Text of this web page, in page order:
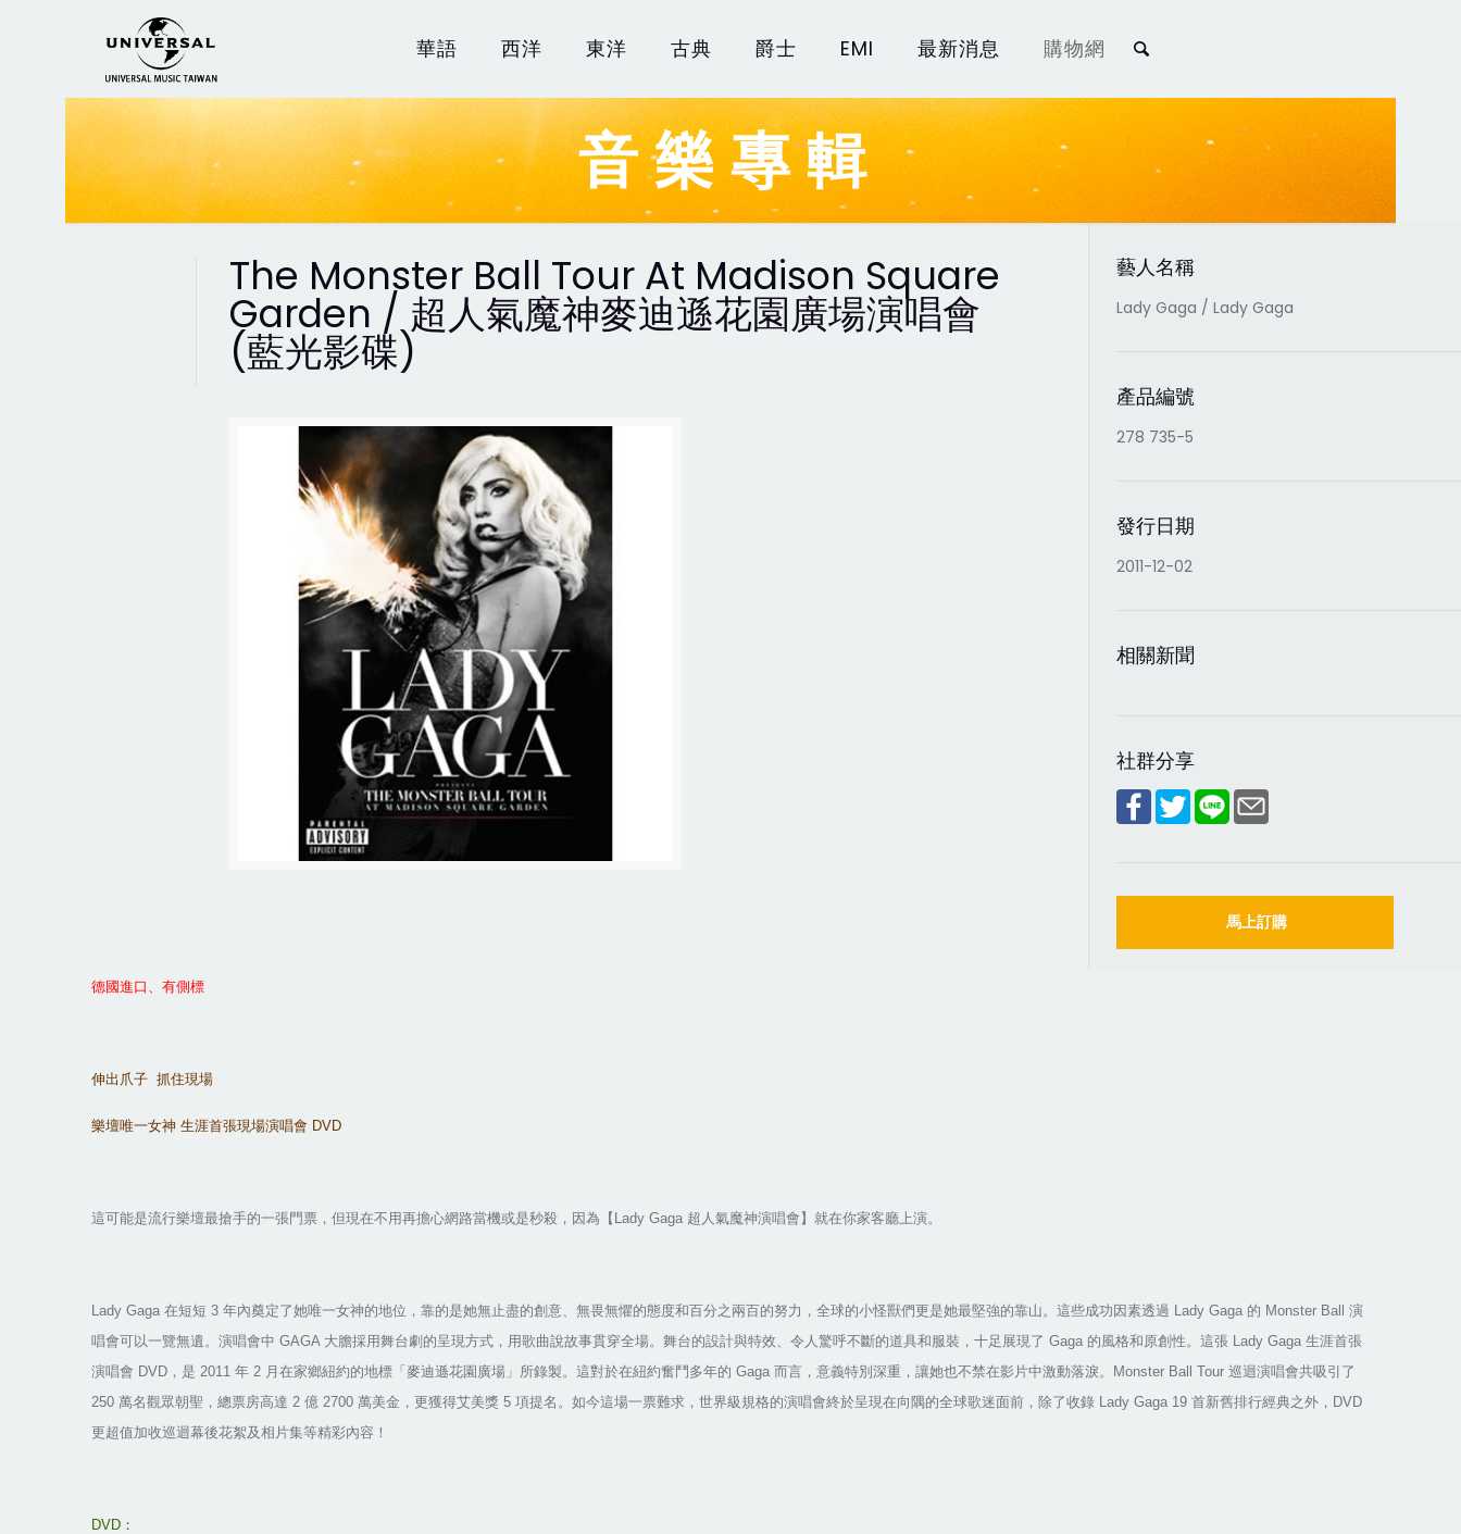
華語 西洋 東洋 古典 爵士 EMI 最新消息 購物網
音樂專輯
The Monster Ball Tour At Madison Square
Garden / 超人氣魔神麥迪遜花園廣場演唱會
(藍光影碟)
藝人名稱
Lady Gaga / Lady Gaga
產品編號
278 735-5
發行日期
2011-12-02
相關新聞
社群分享
馬上訂購
德國進口、有側標
伸出爪子 抓住現場
樂壇唯一女神 生涯首張現場演唱會 DVD
這可能是流行樂壇最搶手的一張門票，但現在不用再擔心網路當機或是秒殺，因為【 Lady Gaga 超人氣魔神演唱會】就在你家客廳上演。
Lady Gaga 在短短 3 年內奠定了她唯一女神的地位，靠的是她無止盡的創意、無畏無懼的態度和百分之兩百的努力，全球的小怪獸們更是她最堅強的靠山。這些成功因素透過 Lady Gaga 的 Monster Ball 演
唱會可以一覽無遺。演唱會中 GAGA 大膽採用舞台劇的呈現方式，用歌曲說故事貫穿全場。舞台的設計與特效、令人驚呼不斷的道具和服裝，十足展現了 Gaga 的風格和原創性。這張 Lady Gaga 生涯首張
演唱會 DVD ，是 2011 年 2 月在家鄉紐約的地標「麥迪遜花園廣場」所錄製。這對於在紐約奮鬥多年的 Gaga 而言，意義特別深重，讓她也不禁在影片中激動落淚。 Monster Ball Tour 巡迴演唱會共吸引了
250 萬名觀眾朝聖，總票房高達 2 億 2700 萬美金，更獲得艾美獎 5 項提名。如今這場一票難求，世界級規格的演唱會終於呈現在向隅的全球歌迷面前，除了收錄 Lady Gaga 19 首新舊排行經典之外， DVD
更超值加收巡迴幕後花絮及相片集等精彩內容！
DVD ：